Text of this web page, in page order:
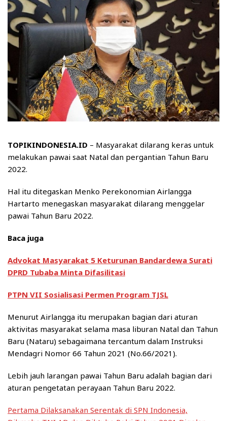
TOPIKINDONESIA.ID – Masyarakat dilarang keras untuk
melakukan pawai saat Natal dan pergantian Tahun Baru
2022.
Hal itu ditegaskan Menko Perekonomian Airlangga
Hartarto menegaskan masyarakat dilarang menggelar
pawai Tahun Baru 2022.
Baca juga
Advokat Masyarakat 5 Keturunan Bandardewa Surati
DPRD Tubaba Minta Difasilitasi
PTPN VII Sosialisasi Permen Program TJSL
Menurut Airlangga itu merupakan bagian dari aturan
aktivitas masyarakat selama masa liburan Natal dan Tahun
Baru (Nataru) sebagaimana tercantum dalam Instruksi
Mendagri Nomor 66 Tahun 2021 (No.66/2021).
Lebih jauh larangan pawai Tahun Baru adalah bagian dari
aturan pengetatan perayaan Tahun Baru 2022.
Pertama Dilaksanakan Serentak di SPN Indonesia,